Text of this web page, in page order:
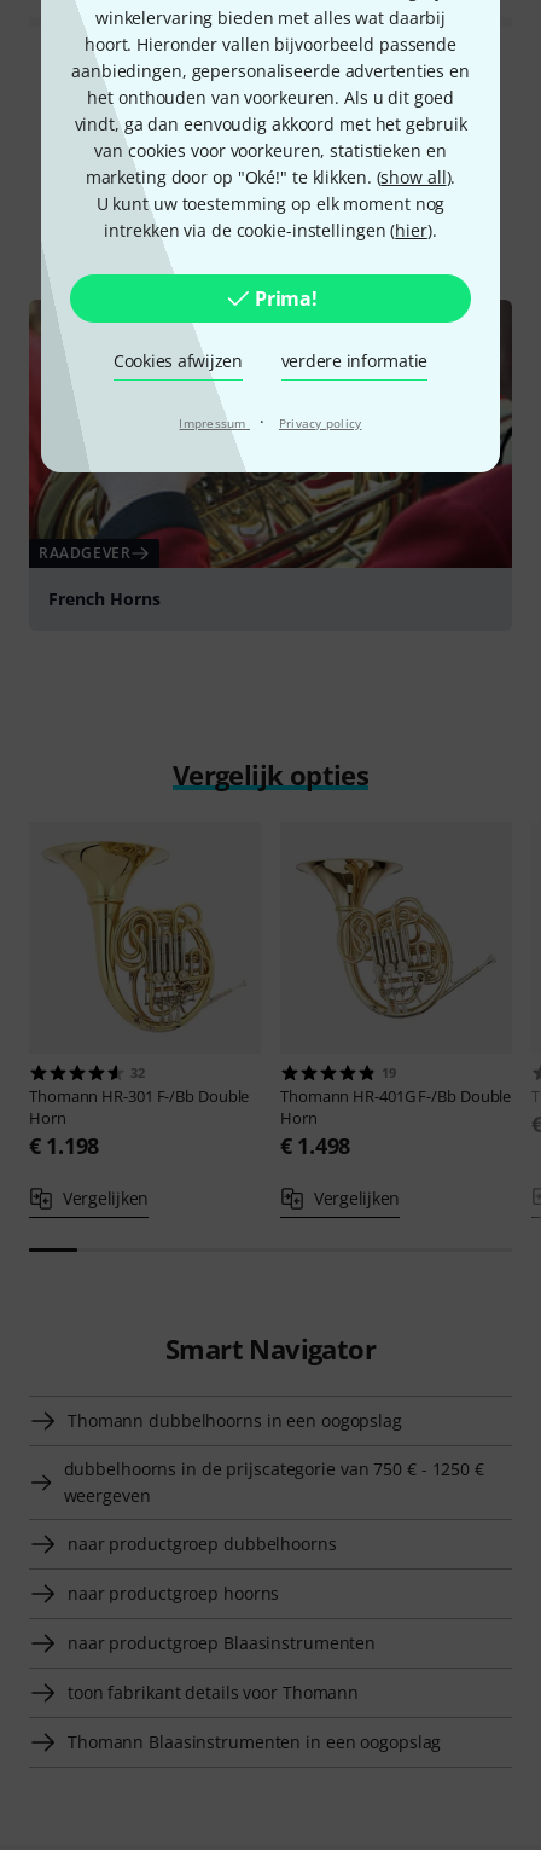
winkelervaring bieden met alles wat daarbij
hoort. Hieronder vallen bijvoorbeeld passende
aanbiedingen, gepersonaliseerde advertenties en
het onthouden van voorkeuren. Als u dit goed
vindt, ga dan eenvoudig akkoord met het gebruik
van cookies voor voorkeuren, statistieken en
marketing door op "Oké!" te klikken. (show all).
U kunt uw toestemming op elk moment nog
intrekken via de cookie-instellingen (hier).
Prima!
Cookies afwijzen verdere informatie
Impressum · Privacy policy
Alle waarderingen lezen
Wist u?
Alle Online Raadgever
RAADGEVER
French Horns
Vergelijk opties
32
Thomann HR-301 F-/Bb Double
Horn
€ 1.198
Vergelijken
19
Thomann HR-401G F-/Bb Double
Horn
€ 1.498
Vergelijken
Smart Navigator
Thomann dubbelhoorns in een oogopslag
dubbelhoorns in de prijscategorie van 750 € - 1250 €
weergeven
naar productgroep dubbelhoorns
naar productgroep hoorns
naar productgroep Blaasinstrumenten
toon fabrikant details voor Thomann
Thomann Blaasinstrumenten in een oogopslag